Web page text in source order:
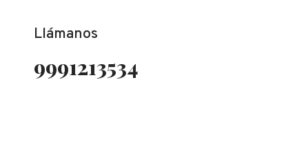
Llámanos
9991213534